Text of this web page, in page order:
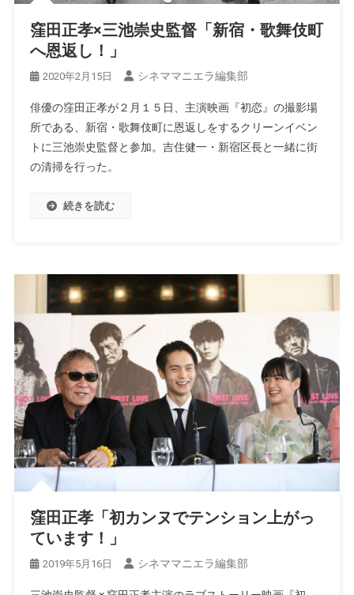
窪田正孝×三池崇史監督「新宿・歌舞伎町
へ恩返し！」
2020年2月15日 シネママニエラ編集部
俳優の窪田正孝が２月１５日、主演映画『初恋』の撮影場
所である、新宿・歌舞伎町に恩返しをするクリーンイベン
トに三池崇史監督と参加。吉住健一・新宿区長と一緒に街
の清掃を行った。
続きを読む
窪田正孝「初カンヌでテンション上がっ
ています！」
2019年5月16日 シネママニエラ編集部